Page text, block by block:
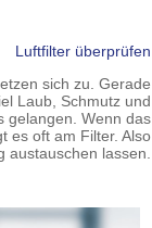
Luftfilter überprüfen
sich zu. Gerade
Laub, Schmutz und
gelangen. Wenn das
es oft am Filter. Also
austauschen lassen.